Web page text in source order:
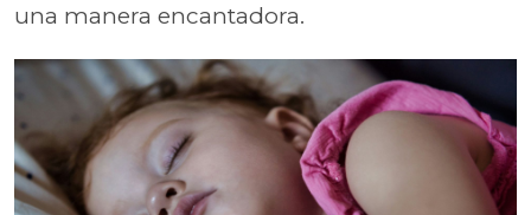
una manera encantadora.